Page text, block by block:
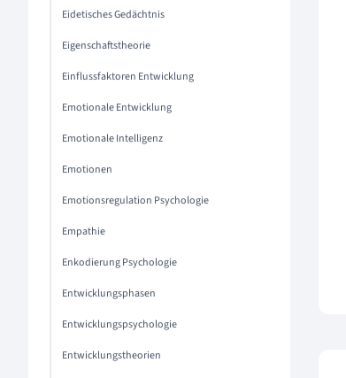
Eidetisches Gedächtnis
Eigenschaftstheorie
Einflussfaktoren Entwicklung
Emotionale Entwicklung
Emotionale Intelligenz
Emotionen
Emotionsregulation Psychologie
Empathie
Enkodierung Psychologie
Entwicklungsphasen
Entwicklungspsychologie
Entwicklungstheorien